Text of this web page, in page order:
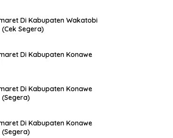
Di Kabupaten Wakatobi
Segera)
Di Kabupaten Konawe
Di Kabupaten Konawe
Di Kabupaten Konawe